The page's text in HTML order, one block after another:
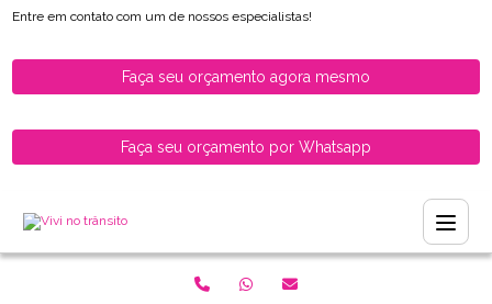
Entre em contato com um de nossos especialistas!
Faça seu orçamento agora mesmo
Faça seu orçamento por Whatsapp